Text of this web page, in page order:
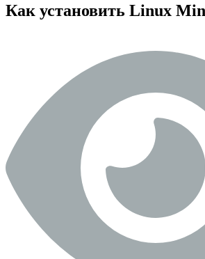
Как установить Linux